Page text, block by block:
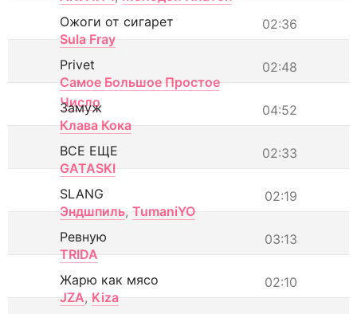
02:36
Ожоги от сигарет
Sula Fray
02:48
Privet
Самое Большое Простое
Число
04:52
Замуж
Клава Кока
02:33
ВСЕ ЕЩЕ
GATASKI
02:19
SLANG
Эндшпиль, TumaniYO
03:13
Ревную
TRIDA
02:10
Жарю как мясо
JZA, Kiza